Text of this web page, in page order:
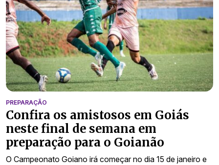
PREPARAÇÃO
Confira os amistosos em Goiás
neste final de semana em
preparação para o Goianão
O Campeonato Goiano irá começar no dia 15 de janeiro e